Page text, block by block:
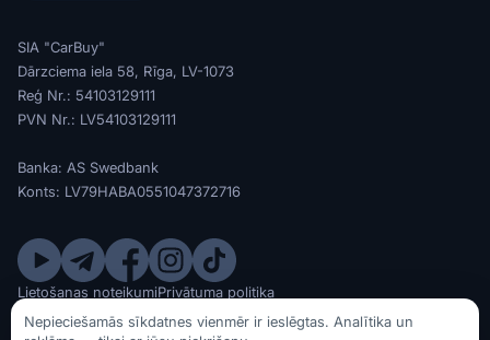
SIA "CarBuy"
Dārzciema iela 58, Rīga, LV-1073
Reģ Nr.: 54103129111
PVN Nr.: LV54103129111
Banka: AS Swedbank
Konts: LV79HABA0551047372716
© SIA CarBuy 2020 - 2026
Lietošanas noteikumiPrivātuma politika
Nepieciešamās sīkdatnes vienmēr ir ieslēgtas. Analītika un